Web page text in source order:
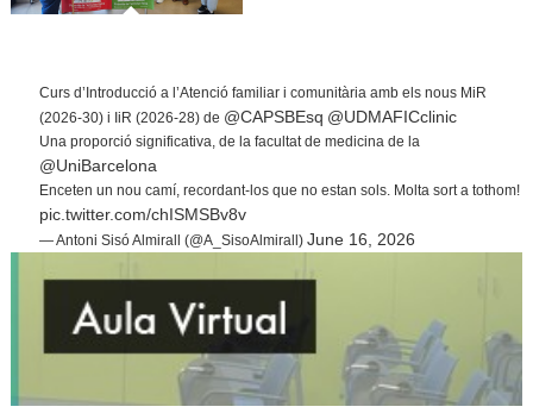
Curs d’Introducció a l’Atenció familiar i comunitària amb els nous MiR
(2026-30) i IiR (2026-28) de @CAPSBEsq @UDMAFICclinic
Una proporció significativa, de la facultat de medicina de la
@UniBarcelona
Enceten un nou camí, recordant-los que no estan sols. Molta sort a tothom!
pic.twitter.com/chISMSBv8v
— Antoni Sisó Almirall (@A_SisoAlmirall) June 16, 2026